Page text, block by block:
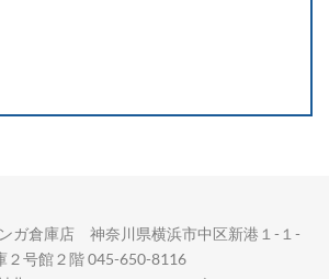
ンガ倉庫店 神奈川県横浜市中区新港１-１-
号館２階 045-650-8116